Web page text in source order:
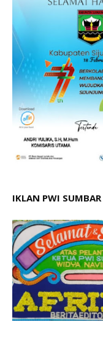
IKLAN PWI SUMBAR